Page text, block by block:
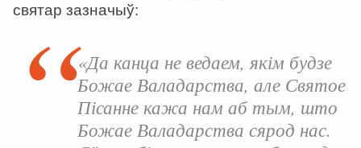
святар зазначыў:
«Да канца не ведаем, якім будзе
Божае Валадарства, але Святое
Пісанне кажа нам аб тым, што
Божае Валадарства сярод нас.